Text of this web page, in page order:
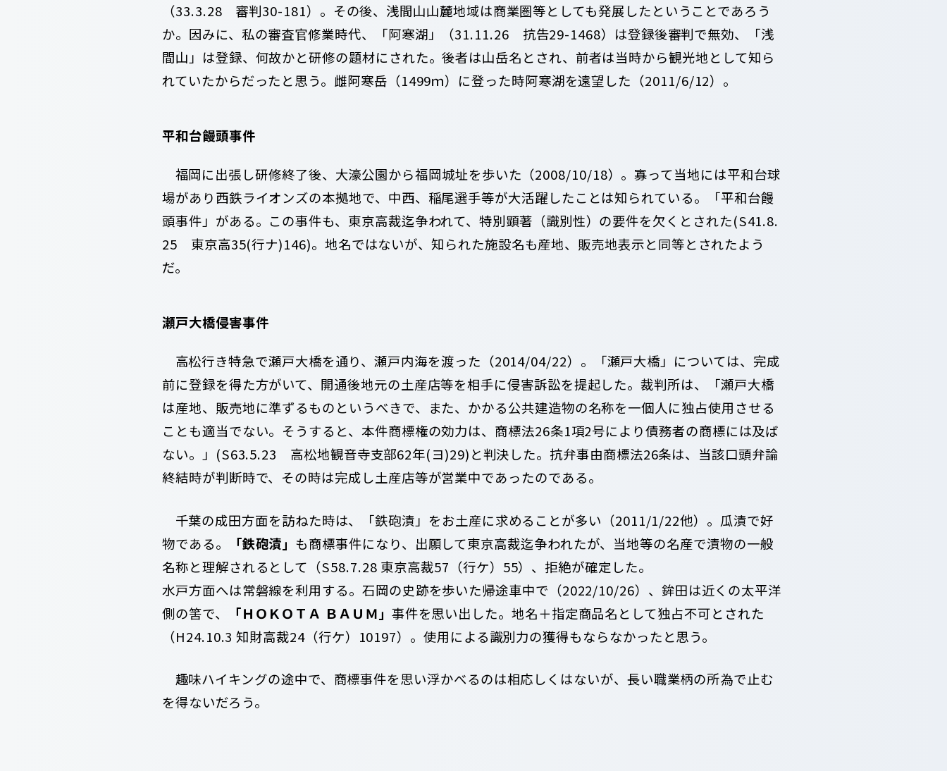
（33.3.28 審判30-181）。その後、浅間山山麓地域は商業圏等としても発展したということであろう
か。因みに、私の審査官修業時代、「阿寒湖」（31.11.26 抗告29-1468）は登録後審判で無効、「浅
間山」は登録、何故かと研修の題材にされた。後者は山岳名とされ、前者は当時から観光地として知ら
れていたからだったと思う。雌阿寒岳（1499ｍ）に登った時阿寒湖を遠望した（2011/6/12）。
平和台饅頭事件
福岡に出張し研修終了後、大濠公園から福岡城址を歩いた（2008/10/18）。寡って当地には平和台球
場があり西鉄ライオンズの本拠地で、中西、稲尾選手等が大活躍したことは知られている。「平和台饅
頭事件」がある。この事件も、東京高裁迄争われて、特別顕著（識別性）の要件を欠くとされた(S41.8.
25 東京高35(行ナ)146)。地名ではないが、知られた施設名も産地、販売地表示と同等とされたよう
だ。
瀬戸大橋侵害事件
高松行き特急で瀬戸大橋を通り、瀬戸内海を渡った（2014/04/22）。「瀬戸大橋」については、完成
前に登録を得た方がいて、開通後地元の土産店等を相手に侵害訴訟を提起した。裁判所は、「瀬戸大橋
は産地、販売地に準ずるものというべきで、また、かかる公共建造物の名称を一個人に独占使用させる
ことも適当でない。そうすると、本件商標権の効力は、商標法26条1項2号により債務者の商標には及ば
ない。」(S63.5.23 高松地観音寺支部62年(ヨ)29)と判決した。抗弁事由商標法26条は、当該口頭弁論
終結時が判断時で、その時は完成し土産店等が営業中であったのである。
千葉の成田方面を訪ねた時は、「鉄砲漬」をお土産に求めることが多い（2011/1/22他）。瓜漬で好
物である。
「鉄砲漬」 も商標事件になり、出願して東京高裁迄争われたが、当地等の名産で漬物の一般
名称と理解されるとして（S58.7.28 東京高裁57（行ケ）55）、拒絶が確定した。
水戸方面へは常磐線を利用する。石岡の史跡を歩いた帰途車中で（2022/10/26）、鉾田は近くの太平洋
側の筈で、
「ＨＯＫＯＴＡ ＢＡＵＭ」 事件を思い出した。地名＋指定商品名として独占不可とされた
（H24.10.3 知財高裁24（行ケ）10197）。使用による識別力の獲得もならなかったと思う。
趣味ハイキングの途中で、商標事件を思い浮かべるのは相応しくはないが、長い職業柄の所為で止む
を得ないだろう。